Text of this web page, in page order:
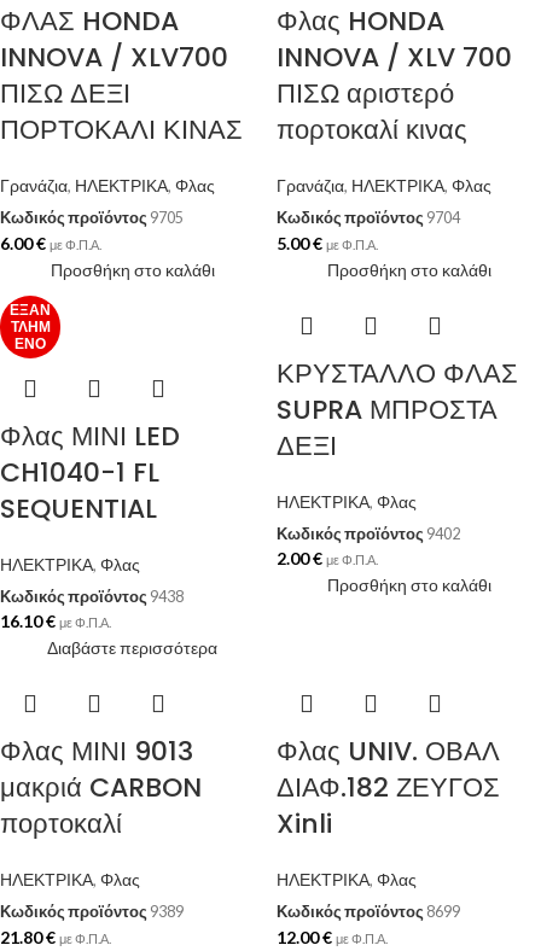
ΦΛΑΣ HONDA
INNOVA / XLV700
ΠΙΣΩ ΔΕΞΙ
ΠΟΡΤΟΚΑΛΙ ΚΙΝΑΣ
Γρανάζια, ΗΛΕΚΤΡΙΚΑ, Φλας
Κωδικός προϊόντος 9705
6.00€ με Φ.Π.Α.
Προσθήκη στο καλάθι
Φλας HONDA
INNOVA / XLV 700
ΠΙΣΩ αριστερό
πορτοκαλί κινας
Γρανάζια, ΗΛΕΚΤΡΙΚΑ, Φλας
Κωδικός προϊόντος 9704
5.00€ με Φ.Π.Α.
Προσθήκη στο καλάθι
ΕΞΑΝ
ΤΛΗΜ
ΈΝΟ
Φλας ΜΙΝΙ LED
CH1040-1 FL
SEQUENTIAL
ΗΛΕΚΤΡΙΚΑ, Φλας
Κωδικός προϊόντος 9438
16.10€ με Φ.Π.Α.
Διαβάστε περισσότερα
ΚΡΥΣΤΑΛΛΟ ΦΛΑΣ
SUPRA ΜΠΡΟΣΤΑ
ΔΕΞΙ
ΗΛΕΚΤΡΙΚΑ, Φλας
Κωδικός προϊόντος 9402
2.00€ με Φ.Π.Α.
Προσθήκη στο καλάθι
Φλας ΜΙΝΙ 9013
μακριά CARBON
πορτοκαλί
ΗΛΕΚΤΡΙΚΑ, Φλας
Κωδικός προϊόντος 9389
21.80€ με Φ.Π.Α.
Φλας UNIV. ΟΒΑΛ
ΔΙΑΦ.182 ΖΕΥΓΟΣ
Xinli
ΗΛΕΚΤΡΙΚΑ, Φλας
Κωδικός προϊόντος 8699
12.00€ με Φ.Π.Α.